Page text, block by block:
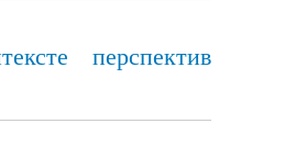
перспектив